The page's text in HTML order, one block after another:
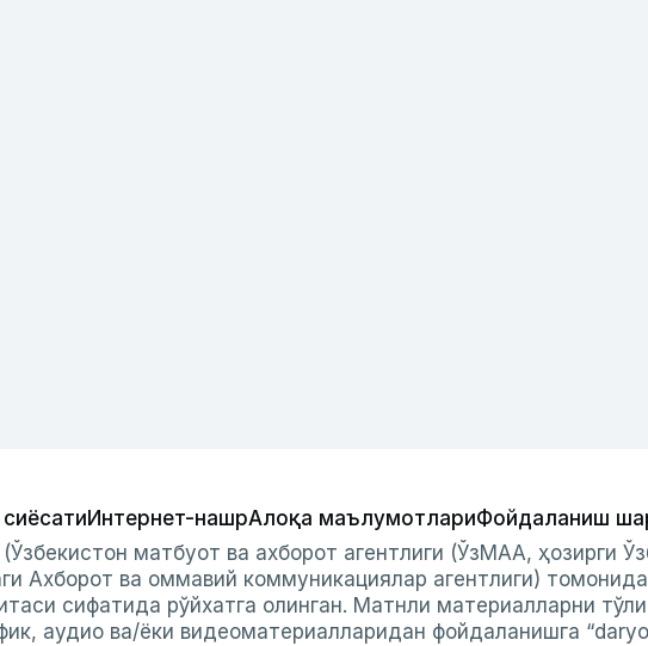
Интернет-нашрАлоқа маълумотлариФойдаланиш
матбуот ва ахборот агентлиги (ЎзМАА, ҳозирги
Ахборот ва оммавий коммуникациялар агентлиги)
сифатида рўйхатга олинган. Матнли материалларни
аудио ва/ёки видеоматериалларидан фойдаланишга